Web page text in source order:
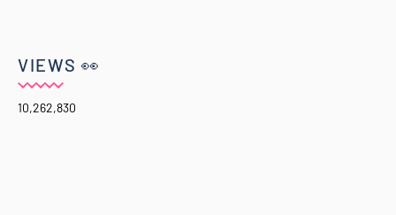
VIEWS 👀
10,262,830